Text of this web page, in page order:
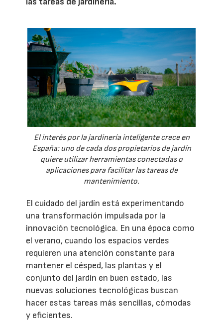
El interés por la jardinería inteligente crece en
España: uno de cada dos propietarios de jardín
quiere utilizar herramientas conectadas o
aplicaciones para facilitar las tareas de
mantenimiento.
El cuidado del jardín está experimentando
una transformación impulsada por la
innovación tecnológica. En una época como
el verano, cuando los espacios verdes
requieren una atención constante para
mantener el césped, las plantas y el
conjunto del jardín en buen estado, las
nuevas soluciones tecnológicas buscan
hacer estas tareas más sencillas, cómodas
y eficientes.